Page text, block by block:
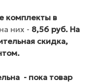
комплекты в
них - 8,56 руб. На
скидка,
- пока товар